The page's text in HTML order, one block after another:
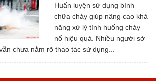
Huấn luyện sử dụng bình
chữa cháy giúp nâng cao khả
năng xử lý tình huống cháy
nổ hiệu quả. Nhiều người sở
chưa nắm rõ thao tác sử dụng...